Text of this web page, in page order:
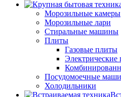
Морозильные камеры
Морозильные лари
Стиральные машины
Плиты
Газовые плиты
Электрические
Посудомоечные
Холодильники